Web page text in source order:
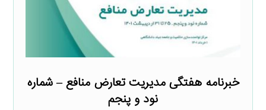
خبرنامه هفتگی مدیریت تعارض منافع – شماره
نود و پنجم